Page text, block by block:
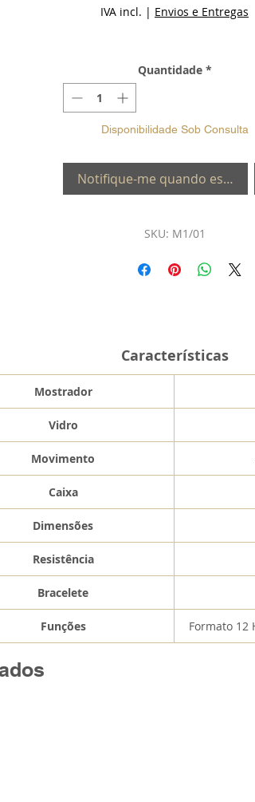
IVA incl. | Envios e Entregas
Quantidade *
Disponibilidade Sob Consulta
Notifique-me quando estiver
SKU: M1/01
Características
Mostrador
Vidro
Movimento
Caixa
Dimensões
Resistência
Bracelete
Funções Formato 12